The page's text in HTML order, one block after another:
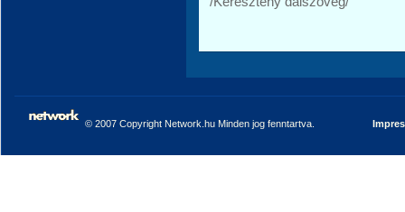
© 2007 Copyright Network.hu Minden jog fenntartva.